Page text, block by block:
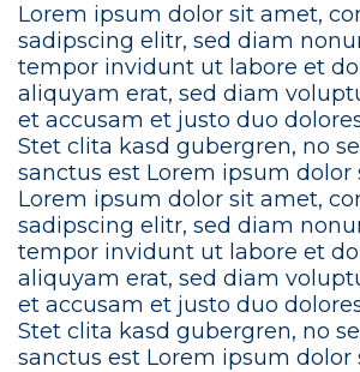
Lorem ipsum dolor sit amet,
sadipscing elitr, sed diam
tempor invidunt ut labore et
aliquyam erat, sed diam
et accusam et justo duo
Stet clita kasd gubergren, no
sanctus est Lorem ipsum dolor
Lorem ipsum dolor sit amet,
sadipscing elitr, sed diam
tempor invidunt ut labore et
aliquyam erat, sed diam
et accusam et justo duo
Stet clita kasd gubergren, no
sanctus est Lorem ipsum dolor